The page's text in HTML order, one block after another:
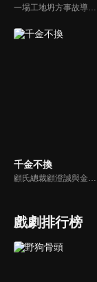
一場工地坍方事故導致尤尤家破人亡。衝動之下前去尋仇，卻誤傷安國軒之子齊東，被迫遠走他鄉。齊東暗中救她，隱瞞身世守護多年，只為揭開父親的陰謀。五年後，尤尤化名歸來，捲入星耀集團繼承權爭鬥。她與齊東歷經誤解與聯手，終查明父母冤案。真相大白，惡人伏法，兩人攜手走出黑暗，迎來光明未來。
千金不換
顧氏總裁顧澄誠與金家千金金燦燦兩家聯姻宴席上，童話突然現身阻止，直言自己才是金家真千金，現場頓時混亂，眾人為了自己的利益各執一詞，無人在意童話這個所謂的真千金。
戲劇排行榜